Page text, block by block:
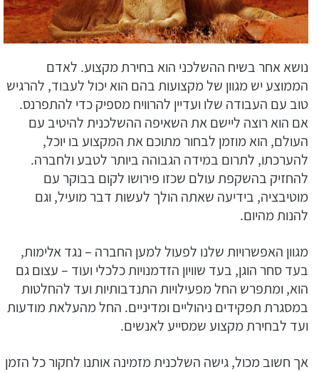
נושא אחר בשיח ההשלכני הוא בחירת מקצוע. לאדם
הממוצע יש מגוון של מקצועות בהם הוא יכול לעבוד, להרגיש
טוב עם העבודה שלו ועדיין להרוויח מספיק כדי להתפרנס.
אם הוא רוצה ליישם את השאיפה ההשלכנית להיטיב עם
העולם, הוא מוזמן לבחור מתוכם את המקצוע בו יוכל,
להערכתו, לתרום במידה הגבוהה ביותר לטבע ולחברה.
להחזיק בהשקפת עולם שכזו פירושו לקום בבוקר עם
מוטיבציה, בידיעה שאתה הולך לעשות דבר מועיל, וגם
להנות מהיום.
מגוון האפשרויות שלנו לפעול למען החברה – נגד אלימות,
בעד סחר הוגן, בעד שוויון הזדמנויות כלכלי ועוד – עצום גם
הוא, ומתפרש החל מפעילויות התנדבותיות ועד להחלטות
במסגרת תפקידים ניהוליים ומדיניים. החל מהעלאת מודעות
ועד לבחירת מקצוע שמסייע לאנשים.
אך חשוב מכול, גישה השלכנית מזמינה אותנו לחקור כל הזמן